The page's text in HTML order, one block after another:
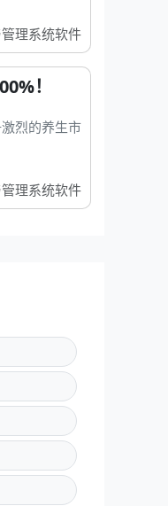
理系统软件
！
烈的养生市
理系统软件